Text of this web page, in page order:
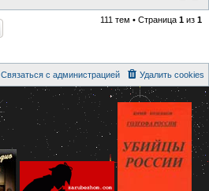
111 тем • Страница 1 из 1
Удалить cookies
Связаться с администрацией